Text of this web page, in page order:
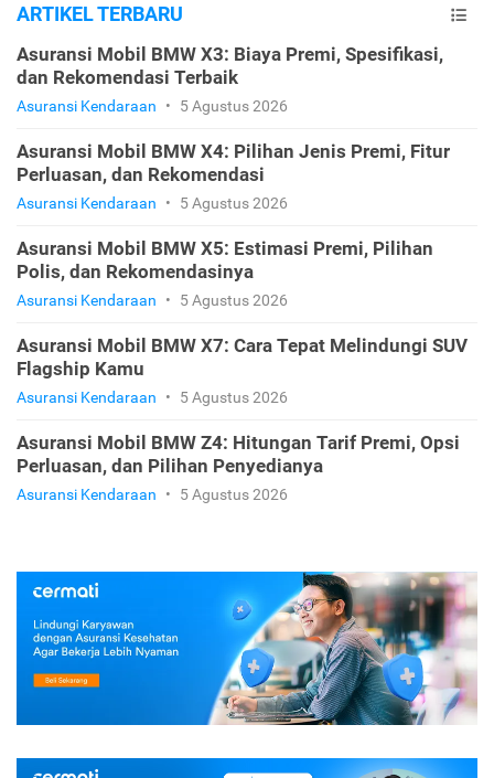
ARTIKEL TERBARU
Asuransi Mobil BMW X3: Biaya Premi, Spesifikasi,
dan Rekomendasi Terbaik
Asuransi Kendaraan • 5 Agustus 2026
Asuransi Mobil BMW X4: Pilihan Jenis Premi, Fitur
Perluasan, dan Rekomendasi
Asuransi Kendaraan • 5 Agustus 2026
Asuransi Mobil BMW X5: Estimasi Premi, Pilihan
Polis, dan Rekomendasinya
Asuransi Kendaraan • 5 Agustus 2026
Asuransi Mobil BMW X7: Cara Tepat Melindungi SUV
Flagship Kamu
Asuransi Kendaraan • 5 Agustus 2026
Asuransi Mobil BMW Z4: Hitungan Tarif Premi, Opsi
Perluasan, dan Pilihan Penyedianya
Asuransi Kendaraan • 5 Agustus 2026